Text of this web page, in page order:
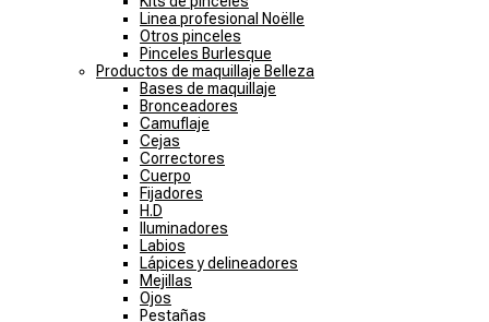
Linea profesional Noëlle
Otros pinceles
Pinceles Burlesque
Productos de maquillaje Belleza
Bases de maquillaje
Bronceadores
Camuflaje
Cejas
Correctores
Cuerpo
Fijadores
H.D
Iluminadores
Labios
Lápices y delineadores
Mejillas
Ojos
Pestañas